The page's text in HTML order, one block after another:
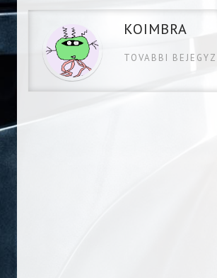
KOIMBRA
TOVABBI